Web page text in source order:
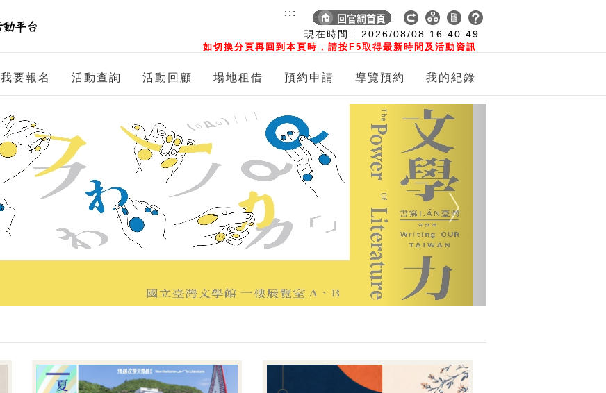
現在時間 : 2026/08/08 16:40:50
如切換分頁再回到本頁時，請按F5取得最新時間及活動資訊
:::
我要報名 活動查詢 活動回顧 場地租借 預約申請 導覽預約 我的紀錄
Next